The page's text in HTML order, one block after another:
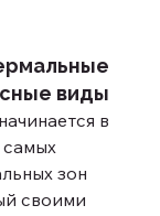
виды
в
зон
своими